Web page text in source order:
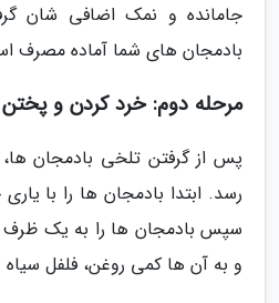
جامانده و نمک اضافی شان
بادمجان های شما آماده مصرف
مرحله دوم: خرد کردن و پختن
پس از گرفتن تلخی بادمجان
رسد. ابتدا بادمجان ها را با
سپس بادمجان ها را به یک
و به آن ها کمی روغن، فلفل سیاه